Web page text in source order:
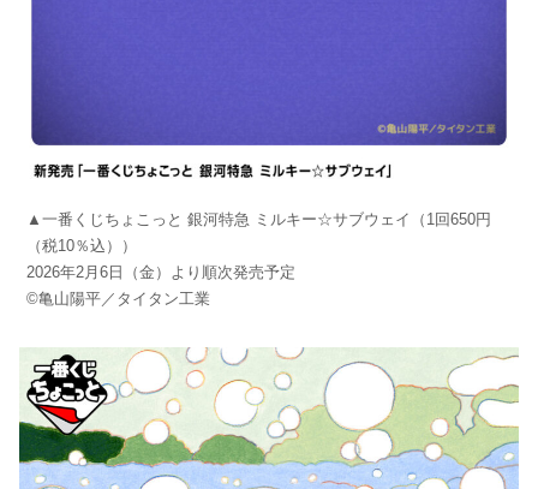
▲一番くじちょこっと 銀河特急 ミルキー☆サブウェイ（1回650円
（税10％込））
2026年2月6日（金）より順次発売予定
©亀山陽平／タイタン工業